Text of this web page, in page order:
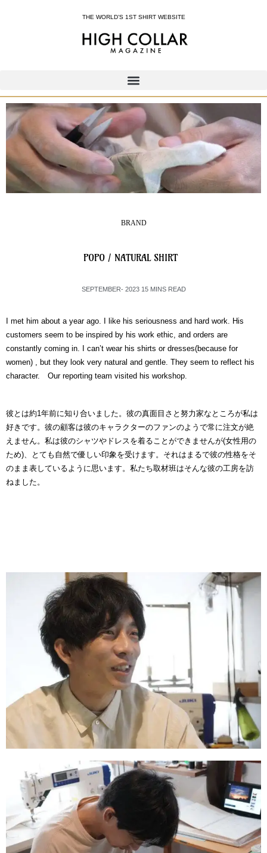
へ
ス
キ
プ
THE WORLD’S 1ST SHIRT WEBSITE
BRAND
POPO / NATURAL SHIRT
SEPTEMBER- 2023 15 MINS READ
I met him about a year ago. I like his seriousness and hard work. His
customers seem to be inspired by his work ethic, and orders are
constantly coming in. I can’t wear his shirts or dresses(because for
women) , but they look very natural and gentle. They seem to reflect his
character. Our reporting team visited his workshop.
彼とは約1年前に知り合いました。彼の真面目さと努力家なところが私は
好きです。彼の顧客は彼のキャラクターのファンのようで常に注文が絶
えません。私は彼のシャツやドレスを着ることができませんが(女性用の
ため)、とても自然で優しい印象を受けます。それはまるで彼の性格をそ
のまま表しているように思います。私たち取材班はそんな彼の工房を訪
ねました。